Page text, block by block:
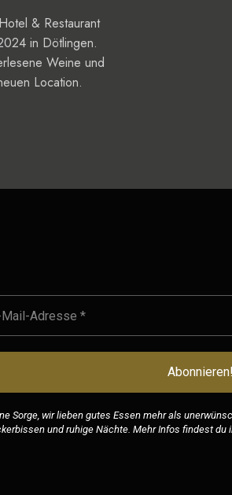
& Restaurant
in Dötlingen.
Weine und
Location.
Sorge, wir lieben gutes Essen mehr als
und ruhige Nächte. Mehr Infos findest du